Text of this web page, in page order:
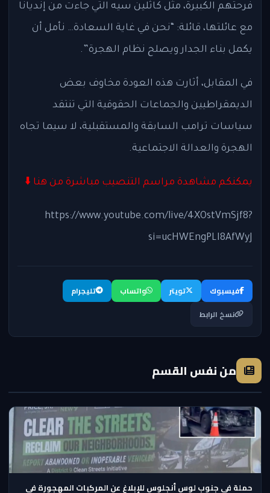
فرحتهم الكبيرة، مثل كاثلين سيه التي جاءت من إنديانا
مع عائلتها، قائلة: “نحن في غاية السعادة… نأمل أن
يكمل بناء الجدار ويصلح نظام الهجرة”.
في المقابل، أثارت هذه العودة مخاوف بعض
الديمقراطيين والجماعات الحقوقية التي تنتقد
سياسات ترامب السابقة والمستقبلية، لا سيما تجاه
الهجرة والعدالة الاجتماعية.
يمكنكم مشاهدة مراسم التنصيب مباشرة من هنا ⬇️
https://www.youtube.com/live/4XOstVmSjf8?
si=ucHWEngPLI8AfWyJ
فيسبوك تويتر واتساب
تليجرام
نسخ الرابط
من نفس القسم
حملة في جنوب لوس أنجلوس للإبلاغ عن المركبات المهجورة في